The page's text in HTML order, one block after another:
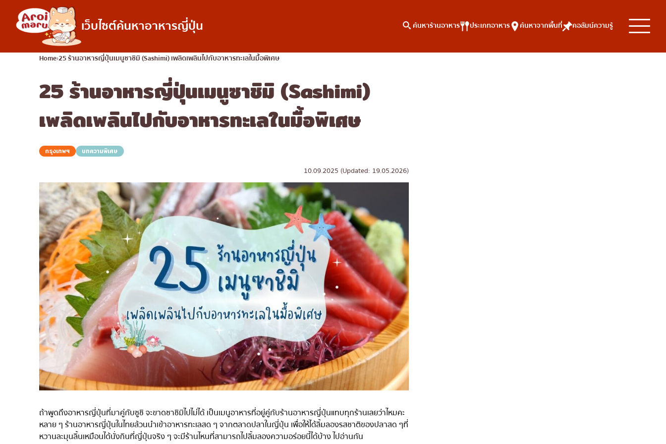
เว็บไซต์ค้นหาอาหารญี่ปุ่น ค้นหาร้านอาหาร ประเภทอาหาร ค้นหาจากพื้นที่ คอลัมน์ความรู้
อาหารญี่ปุ่น
ค้นหาตามประเภทอาหาร
ราเมง
ชาบูชาบู/สุกี้ยากี้
แกงกะหรี่ญี่ปุ่น
ไก่ย่างเสียบไม้สไตล์ญี่ปุ่น
โซบะ/อุด้ง
ขนมหวานญี่ปุ่น
เทมปุระ
โอมากาเสะ
ร้านอาหารญี่ปุ่นระดับพรีเมียม
ซาชิมิ/อาหารทะเล
อาหารตะวันตกสไตล์ญี่ปุ่น
ปลาไหลย่าง
ข้าวปั้นญี่ปุ่น
ปู
โอโคโนมิยากิ/เทปปันยากิ
ด้ง (ข้าวหน้าต่างๆ)
บุฟเฟต์
ค้นหาตามพื้นที่
เจริญกรุง
ธนบุรี
พร้อมพงษ์
อโศก
อารีย์
สาทร
อ่อนนุช
พระราม 9
รัชดา
พระโขนง
เพลินจิต
ชิดลม
บางนา
นานา
อุดมสุข
ศรีราชา
ไอคอนสยาม
คอลัมน์ความรู้
บทความพิเศษ
บทความที่KOLแนะนำ
Home25 ร้านอาหารญี่ปุ่นเมนูซาชิมิ (Sashimi) เพลิดเพลินไปกับอาหารทะเลในมื้อพิเศษ
25 ร้านอาหารญี่ปุ่นเมนูซาชิมิ (Sashimi)
เพลิดเพลินไปกับอาหารทะเลในมื้อพิเศษ
กรุงเทพฯ บทความพิเศษ
10.09.2025 (Updated: 19.05.2026)
ถ้าพูดถึงอาหารญี่ปุ่นที่มาคู่กับซูชิ จะขาดซาชิมิไปไม่ได้ เป็นเมนูอาหารที่อยู่คู่กับร้านอาหารญี่ปุ่นแทบทุกร้านเลยว่าไหมคะ
หลาย ๆ ร้านอาหารญี่ปุ่นในไทยล้วนนำเข้าอาหารทะเลสด ๆ จากตลาดปลาในญี่ปุ่น เพื่อให้ได้ลิ้มลองรสชาติของปลาสด ๆที่
หวานละมุนลิ้นเหมือนได้นั่งกินที่ญี่ปุ่นจริง ๆ จะมีร้านไหนที่สามารถไปลิ้มลองความอร่อยนี้ได้บ้าง ไปอ่านกัน